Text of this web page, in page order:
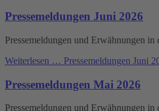
Pressemeldungen Juni 2026
Pressemeldungen und Erwähnungen
Weiterlesen … Pressemeldungen Juni
Pressemeldungen Mai 2026
Pressemeldungen und Erwähnungen